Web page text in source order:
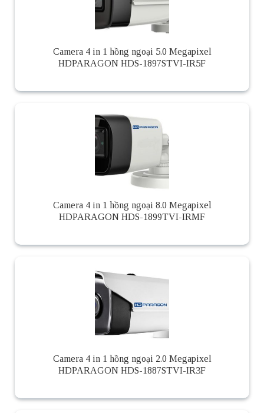
Camera 4 in 1 hồng ngoại 5.0 Megapixel
HDPARAGON HDS-1897STVI-IR5F
Camera 4 in 1 hồng ngoại 8.0 Megapixel
HDPARAGON HDS-1899TVI-IRMF
Camera 4 in 1 hồng ngoại 2.0 Megapixel
HDPARAGON HDS-1887STVI-IR3F